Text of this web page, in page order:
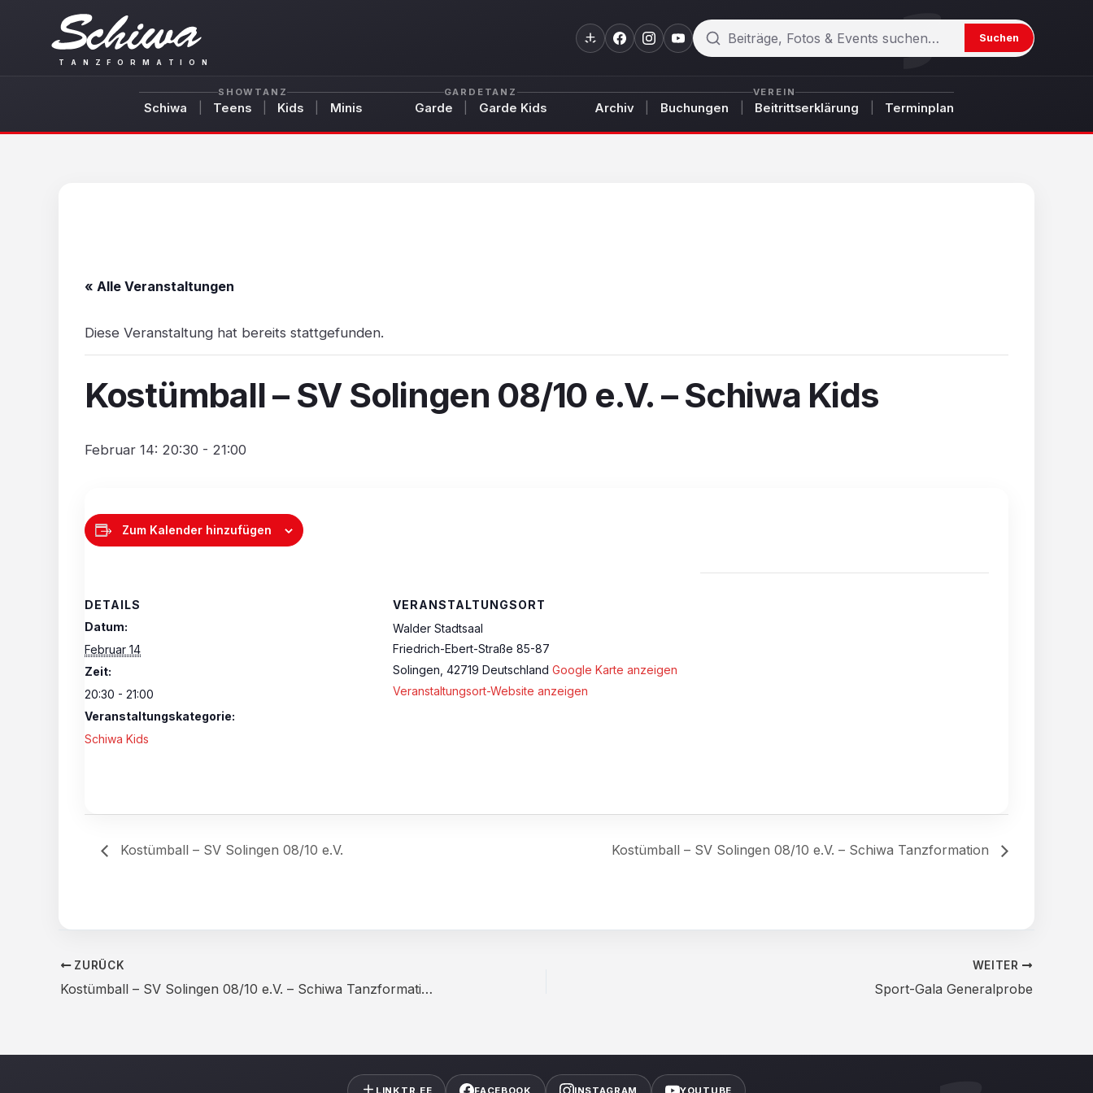
T A N Z F O R M A T I O N
Suchen
Suchen
SHOWTANZ
Schiwa Teens Kids Minis
GARDETANZ
Garde Garde Kids
VEREIN
Archiv Buchungen Beitrittserklärung Terminplan
« Alle Veranstaltungen
Diese Veranstaltung hat bereits stattgefunden.
Kostümball – SV Solingen 08/10 e.V. – Schiwa Kids
Februar 14: 20:30 - 21:00
Zum Kalender hinzufügen
DETAILS
Datum:
Februar 14
Zeit:
20:30 - 21:00
Veranstaltungskategorie:
Schiwa Kids
VERANSTALTUNGSORT
Walder Stadtsaal
Friedrich-Ebert-Straße 85-87
Solingen 42719 Deutschland Google Karte anzeigen
Veranstaltungsort-Website anzeigen
Kostümball – SV Solingen 08/10 e.V. Kostümball – SV Solingen 08/10 e.V. – Schiwa Tanzformation
ZURÜCK
Kostümball – SV Solingen 08/10 e.V. – Schiwa Tanzformation
WEITER
Sport-Gala Generalprobe
LINKTR.EE FACEBOOK INSTAGRAM YOUTUBE